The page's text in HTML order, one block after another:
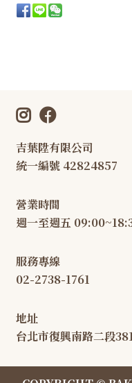
吉葉陞有限公司
統一編號 42824857
營業時間
週一至週五
服務專線
02-2738-1761
地址
台北市復興南路二段